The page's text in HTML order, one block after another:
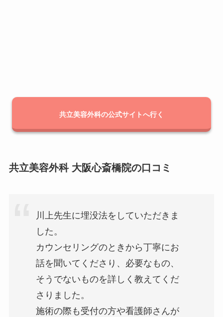
共立美容外科の公式サイトへ行く
共立美容外科 大阪心斎橋院の口コミ
川上先生に埋没法をしていただきま
した。
カウンセリングのときから丁寧にお
話を聞いてくださり、必要なもの、
そうでないものを詳しく教えてくだ
さりました。
施術の際も受付の方や看護師さんが